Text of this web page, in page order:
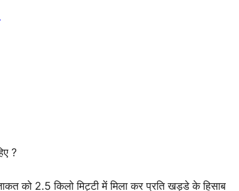
?
को 2.5 किलो मिट्टी में मिला कर प्रति खड्डे के हिसाब